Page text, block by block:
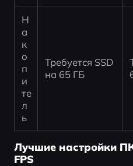
Н
а
к
о
п
и
те
л
ь
Требуется SSD
на 65 ГБ
Лучшие настройки
FPS